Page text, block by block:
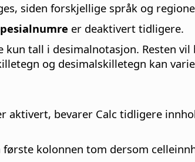
siden forskjellige språk og
er deaktivert tidligere.
tall i desimalnotasjon. Resten
og desimalskilletegn kan
aktivert, bevarer Calc tidligere
kolonnen tom dersom